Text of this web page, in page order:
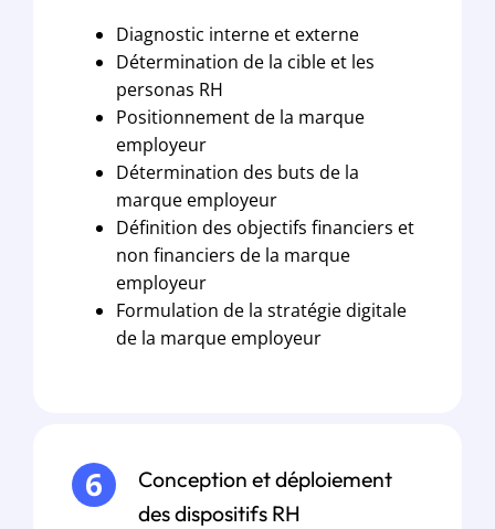
Diagnostic interne et externe
Détermination de la cible et les
personas RH
Positionnement de la marque
employeur
Détermination des buts de la
marque employeur
Définition des objectifs financiers et
non financiers de la marque
employeur
Formulation de la stratégie digitale
de la marque employeur
Conception et déploiement
des dispositifs RH